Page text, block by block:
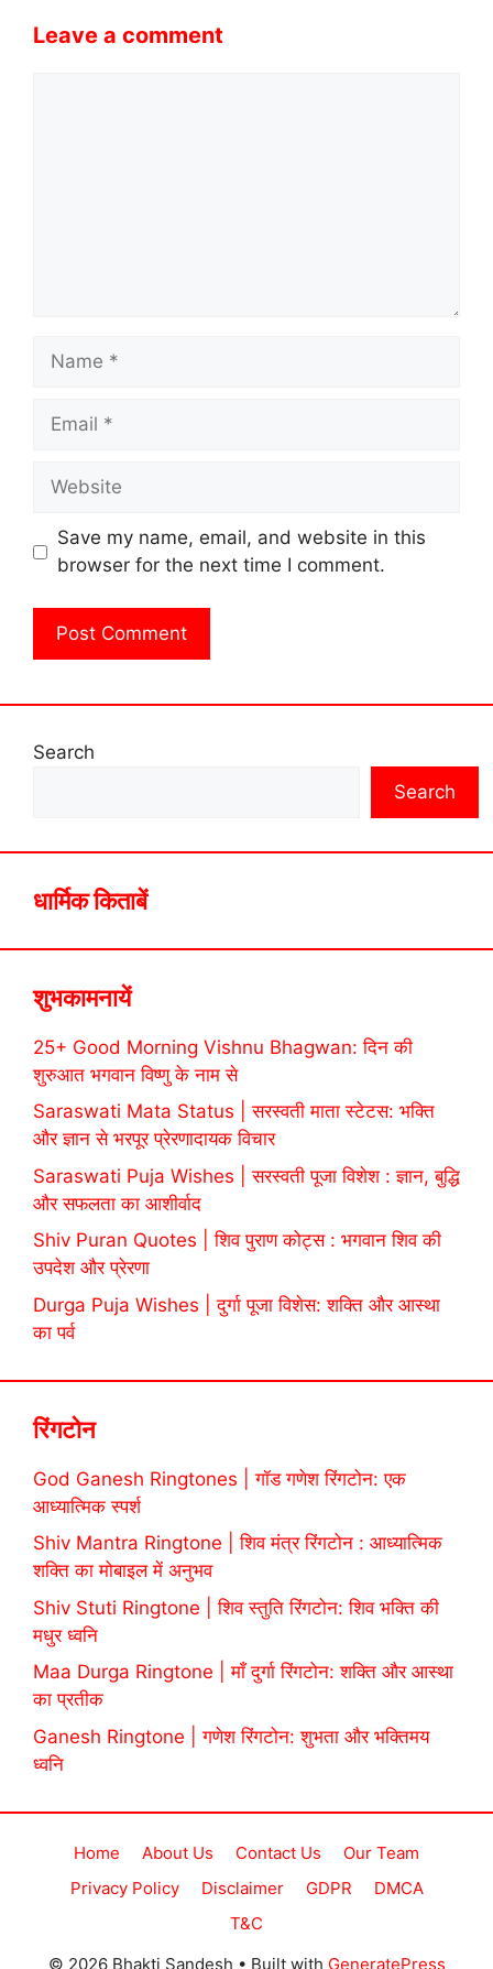
Leave a comment
Name
Email
Website
Save my name, email, and website in this
browser for the next time I comment.
Search
Search
धार्मिक किताबें
शुभकामनायें
25+ Good Morning Vishnu Bhagwan: दिन की
शुरुआत भगवान विष्णु के नाम से
Saraswati Mata Status | सरस्वती माता स्टेटस: भक्ति
और ज्ञान से भरपूर प्रेरणादायक विचार
Saraswati Puja Wishes | सरस्वती पूजा विशेश : ज्ञान, बुद्धि
और सफलता का आशीर्वाद
Shiv Puran Quotes | शिव पुराण कोट्स : भगवान शिव की
उपदेश और प्रेरणा
Durga Puja Wishes | दुर्गा पूजा विशेस: शक्ति और आस्था
का पर्व
रिंगटोन
God Ganesh Ringtones | गॉड गणेश रिंगटोन: एक
आध्यात्मिक स्पर्श
Shiv Mantra Ringtone | शिव मंत्र रिंगटोन : आध्यात्मिक
शक्ति का मोबाइल में अनुभव
Shiv Stuti Ringtone | शिव स्तुति रिंगटोन: शिव भक्ति की
मधुर ध्वनि
Maa Durga Ringtone | माँ दुर्गा रिंगटोन: शक्ति और आस्था
का प्रतीक
Ganesh Ringtone | गणेश रिंगटोन: शुभता और भक्तिमय
ध्वनि
Home About Us Contact Us
Our Team
Privacy Policy
Disclaimer GDPR
DMCA
T&C
© 2026 Bhakti Sandesh • Built with GeneratePress